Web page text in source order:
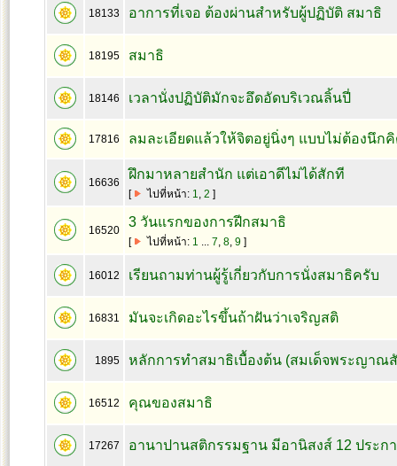
18133 อาการที่เจอ ต้องผ่านสำหรับผู้ปฏิบัติ สมาธิ
18195 สมาธิ
18146 เวลานั่งปฏิบัติมักจะอึดอัดบริเวณลิ้นปี่
17816 ลมละเอียดแล้วให้จิตอยู่นิ่งๆ แบบไม่ต้องนึก
16636
ฝึกมาหลายสำนัก แต่เอาดีไม่ได้สักที
[ ไปที่หน้า: 1, 2 ]
16520
3 วันแรกของการฝีกสมาธิ
[ ไปที่หน้า: 1 ... 7, 8, 9]
16012 เรียนถามท่านผู้รู้เกี่ยวกับการนั่งสมาธิครับ
16831 มันจะเกิดอะไรขึ้นถ้าฝันว่าเจริญสติ
1895 หลักการทำสมาธิเบื้องต้น (สมเด็จพระญาณสั
16512 คุณของสมาธิ
17267 อานาปานสติกรรมฐาน มีอานิสงส์ 12 ประก